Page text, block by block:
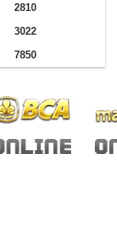
2810
3022
7850